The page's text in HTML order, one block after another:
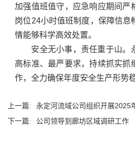
加强值班值守，应急响应期间严
岗位24小时值班制度，保障信息
情能够科学高效处置。
安全无小事，责任重于山。
高标准、最严要求，持续抓实抓
作，全力确保年度安全生产形势
上一篇:
永定河流域公司组织开展2025年
下一篇:
公司领导到廊坊区域调研工作